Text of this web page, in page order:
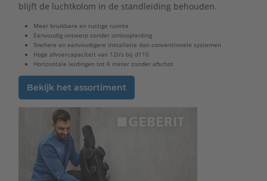
blijft de luchtkolom in de standleiding behouden.
Meer bruikbare en rustige ruimte
Eenvoudig ontwerp zonder omloopleiding
Snellere en eenvoudigere installatie dan conventionele systemen
Hoge afvoercapaciteit van 12l/s bij d110
Horizontale leidingen tot 6 meter zonder afschot
Bekijk het assortiment